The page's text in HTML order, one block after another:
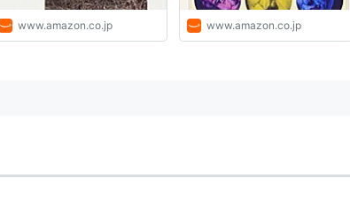
www.amazon.co.jp www.amazon.co.jp